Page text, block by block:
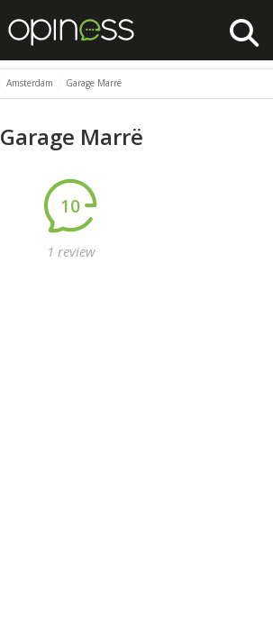
Amsterdam Garage Marrë
Garage Marrë
10
1 review